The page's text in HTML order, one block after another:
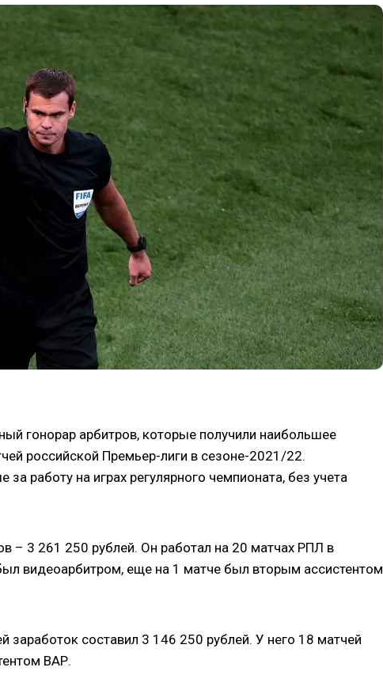
гонорар арбитров, которые получили наибольшее
российской Премьер-лиги в сезоне-2021/22.
работу на играх регулярного чемпионата, без учета
– 3 261 250 рублей. Он работал на 20 матчах РПЛ в
видеоарбитром, еще на 1 матче был вторым ассистентом
заработок составил 3 146 250 рублей. У него 18 матчей
ВАР.